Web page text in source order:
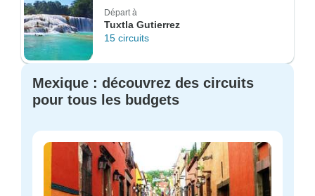
Départ à
Tuxtla Gutierrez
15 circuits
Mexique : découvrez des circuits
pour tous les budgets